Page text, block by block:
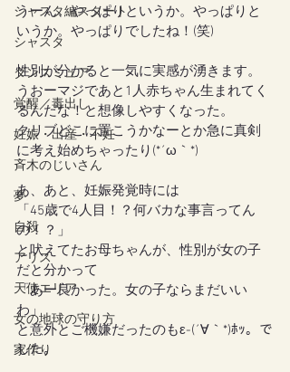
シャスタ編スタート
シャスタ
ダンスミュア
覚醒／毒出し
妊娠・出産・不妊
斉木のじいさん
夢
自殺
アリス
天使エリア
女の地球の守り方
家作り
うーん、やっぱりというか。やっぱりと
いうか。やっぱりでしたね！(笑)
性別が分かると一気に実感が湧きます。
うおーマジであと1人赤ちゃん生まれてく
るんだな！と想像しやすくなった。
クリブどこに置こうかなーとか急に真剣
に考え始めちゃったり(*´ω｀*)
あ、あと、妊娠発覚時には
「45歳で4人目！？何バカな事言ってん
の！？」
と吠えてたお母ちゃんが、性別が女の子
だと分かって
「あー良かった。女の子ならまだいい
わ」
と意外とご機嫌だったのもε-(´∀｀*)ﾎｯ。で
した。